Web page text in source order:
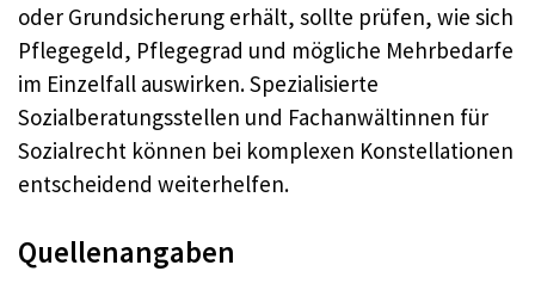
oder Grundsicherung erhält, sollte prüfen, wie sich
Pflegegeld, Pflegegrad und mögliche Mehrbedarfe
im Einzelfall auswirken. Spezialisierte
Sozialberatungsstellen und Fachanwältinnen für
Sozialrecht können bei komplexen Konstellationen
entscheidend weiterhelfen.
Quellenangaben